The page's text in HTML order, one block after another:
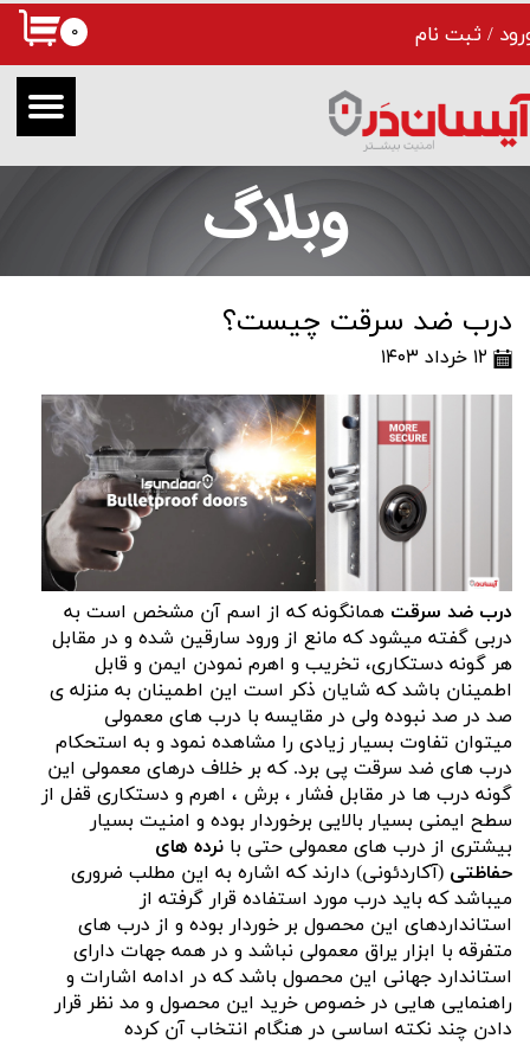
/ ثبت نام
حساب کاربری من
تغییر گذر واژه
سفارشات
خروج از حساب کاربری
۰
وبلاگ
درب ضد سرقت چیست؟
۱۲ خرداد ۱۴۰۳
درب ضد سرقت همانگونه که از اسم آن مشخص است به
دربی گفته میشود که مانع از ورود سارقین شده و در مقابل
هر گونه دستکاری، تخریب و اهرم نمودن ایمن و قابل
اطمینان باشد که شایان ذکر است این اطمینان به منزله ی
صد در صد نبوده ولی در مقایسه با درب های معمولی
میتوان تفاوت بسیار زیادی را مشاهده نمود و به استحکام
درب های ضد سرقت پی برد. که بر خلاف درهای معمولی این
گونه درب ها در مقابل فشار ، برش ، اهرم و دستکاری قفل از
سطح ایمنی بسیار بالایی برخوردار بوده و امنیت بسیار
بیشتری از درب های معمولی حتی با نرده های
حفاظتی (آکاردئونی) دارند که اشاره به این مطلب ضروری
میباشد که باید درب مورد استفاده قرار گرفته از
استانداردهای این محصول بر خوردار بوده و از درب های
متفرقه با ابزار یراق معمولی نباشد و در همه جهات دارای
استاندارد جهانی این محصول باشد که در ادامه اشارات و
راهنمایی هایی در خصوص خرید این محصول و مد نظر قرار
دادن چند نکته اساسی در هنگام انتخاب آن کرده